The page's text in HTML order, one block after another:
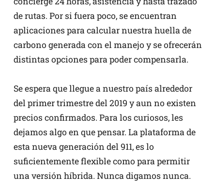
de rutas. Por si fuera poco, se encuentran
aplicaciones para calcular nuestra huella de
carbono generada con el manejo y se ofrecerán
distintas opciones para poder compensarla.
Se espera que llegue a nuestro país alrededor
del primer trimestre del 2019 y aun no existen
precios confirmados. Para los curiosos, les
dejamos algo en que pensar. La plataforma de
esta nueva generación del 911, es lo
suficientemente flexible como para permitir
una versión híbrida. Nunca digamos nunca.